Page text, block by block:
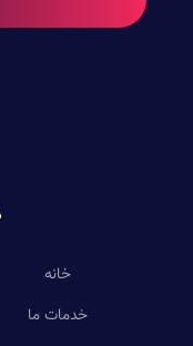
خانه
خدمات ما